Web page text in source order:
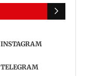
INSTAGRAM
TELEGRAM